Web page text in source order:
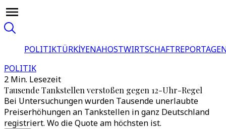
POLITIKTÜRKİYENAHOSTWIRTSCHAFT
POLITIK
2 Min. Lesezeit
Tausende Tankstellen verstoßen gegen 12-Uhr-Regel
Bei Untersuchungen wurden Tausende unerlaubte
Preiserhöhungen an Tankstellen in ganz Deutschland
registriert. Wo die Quote am höchsten ist.